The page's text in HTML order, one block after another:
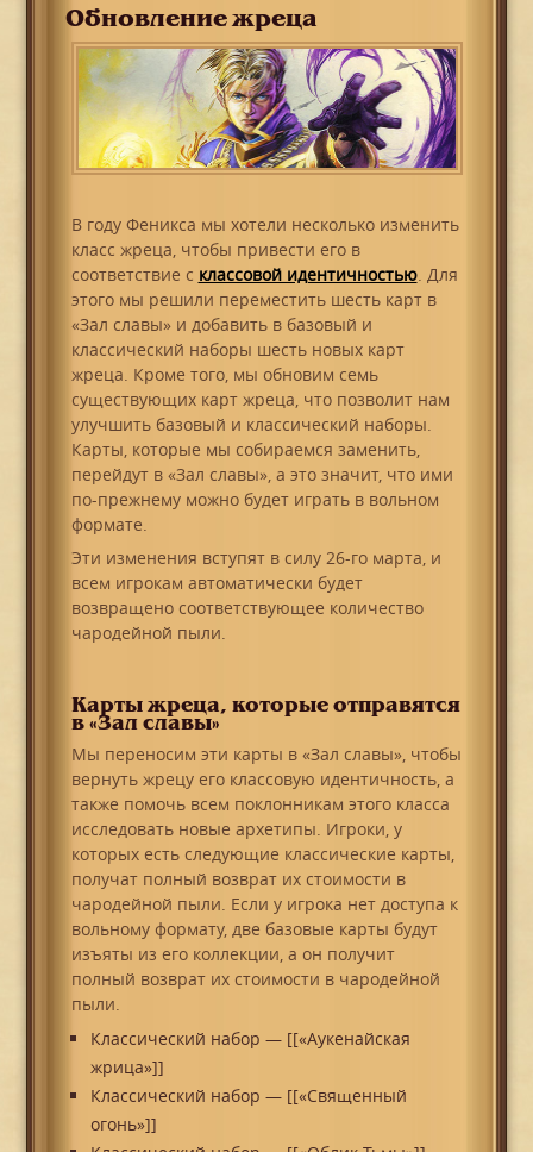
Обновление жреца
В году Феникса мы хотели несколько изменить
класс жреца, чтобы привести его в
соответствие с классовой идентичностью. Для
этого мы решили переместить шесть карт в
«Зал славы» и добавить в базовый и
классический наборы шесть новых карт
жреца. Кроме того, мы обновим семь
существующих карт жреца, что позволит нам
улучшить базовый и классический наборы.
Карты, которые мы собираемся заменить,
перейдут в «Зал славы», а это значит, что ими
по-прежнему можно будет играть в вольном
формате.
Эти изменения вступят в силу 26-го марта, и
всем игрокам автоматически будет
возвращено соответствующее количество
чародейной пыли.
Карты жреца, которые отправятся
в «Зал славы»
Мы переносим эти карты в «Зал славы», чтобы
вернуть жрецу его классовую идентичность, а
также помочь всем поклонникам этого класса
исследовать новые архетипы. Игроки, у
которых есть следующие классические карты,
получат полный возврат их стоимости в
чародейной пыли. Если у игрока нет доступа к
вольному формату, две базовые карты будут
изъяты из его коллекции, а он получит
полный возврат их стоимости в чародейной
пыли.
Классический набор — [[«Аукенайская
жрица»]]
Классический набор — [[«Священный
огонь»]]